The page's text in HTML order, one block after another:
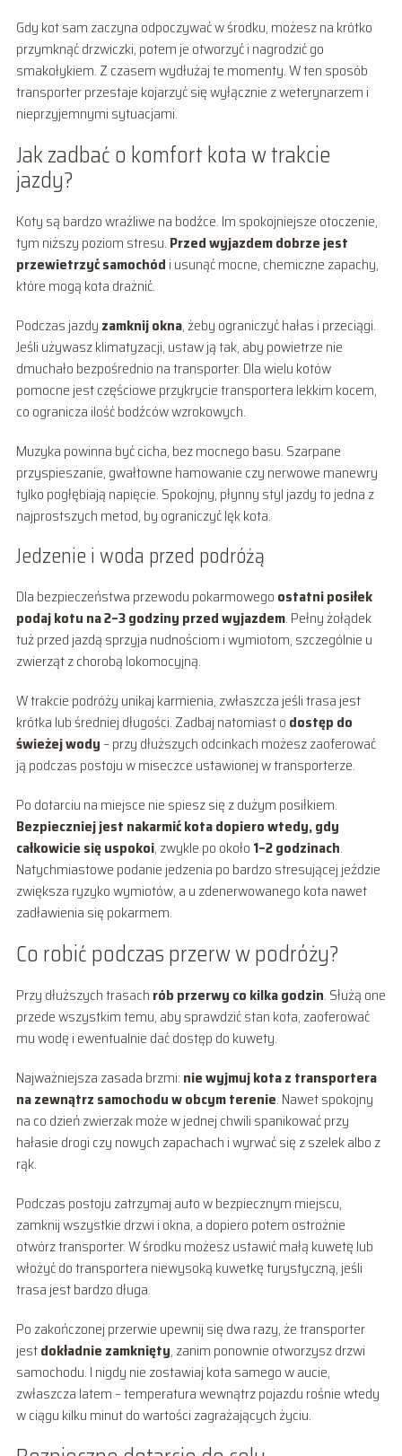
Gdy kot sam zaczyna odpoczywać w środku, możesz na krótko
przymknąć drzwiczki, potem je otworzyć i nagrodzić go
smakołykiem. Z czasem wydłużaj te momenty. W ten sposób
transporter przestaje kojarzyć się wyłącznie z weterynarzem i
nieprzyjemnymi sytuacjami.
Jak zadbać o komfort kota w trakcie
jazdy?
Koty są bardzo wrażliwe na bodźce. Im spokojniejsze otoczenie,
tym niższy poziom stresu. Przed wyjazdem dobrze jest
przewietrzyć samochód i usunąć mocne, chemiczne zapachy,
które mogą kota drażnić.
Podczas jazdy zamknij okna, żeby ograniczyć hałas i przeciągi.
Jeśli używasz klimatyzacji, ustaw ją tak, aby powietrze nie
dmuchało bezpośrednio na transporter. Dla wielu kotów
pomocne jest częściowe przykrycie transportera lekkim kocem,
co ogranicza ilość bodźców wzrokowych.
Muzyka powinna być cicha, bez mocnego basu. Szarpane
przyspieszanie, gwałtowne hamowanie czy nerwowe manewry
tylko pogłębiają napięcie. Spokojny, płynny styl jazdy to jedna z
najprostszych metod, by ograniczyć lęk kota.
Jedzenie i woda przed podróżą
Dla bezpieczeństwa przewodu pokarmowego ostatni posiłek
podaj kotu na 2–3 godziny przed wyjazdem. Pełny żołądek
tuż przed jazdą sprzyja nudnościom i wymiotom, szczególnie u
zwierząt z chorobą lokomocyjną.
W trakcie podróży unikaj karmienia, zwłaszcza jeśli trasa jest
krótka lub średniej długości. Zadbaj natomiast o dostęp do
świeżej wody – przy dłuższych odcinkach możesz zaoferować
ją podczas postoju w miseczce ustawionej w transporterze.
Po dotarciu na miejsce nie spiesz się z dużym posiłkiem.
Bezpieczniej jest nakarmić kota dopiero wtedy, gdy
całkowicie się uspokoi, zwykle po około 1–2 godzinach.
Natychmiastowe podanie jedzenia po bardzo stresującej jeździe
zwiększa ryzyko wymiotów, a u zdenerwowanego kota nawet
zadławienia się pokarmem.
Co robić podczas przerw w podróży?
Przy dłuższych trasach rób przerwy co kilka godzin. Służą one
przede wszystkim temu, aby sprawdzić stan kota, zaoferować
mu wodę i ewentualnie dać dostęp do kuwety.
Najważniejsza zasada brzmi: nie wyjmuj kota z transportera
na zewnątrz samochodu w obcym terenie. Nawet spokojny
na co dzień zwierzak może w jednej chwili spanikować przy
hałasie drogi czy nowych zapachach i wyrwać się z szelek albo z
rąk.
Podczas postoju zatrzymaj auto w bezpiecznym miejscu,
zamknij wszystkie drzwi i okna, a dopiero potem ostrożnie
otwórz transporter. W środku możesz ustawić małą kuwetę lub
włożyć do transportera niewysoką kuwetkę turystyczną, jeśli
trasa jest bardzo długa.
Po zakończonej przerwie upewnij się dwa razy, że transporter
jestdokładnie zamknięty, zanim ponownie otworzysz drzwi
samochodu. I nigdy nie zostawiaj kota samego w aucie,
zwłaszcza latem – temperatura wewnątrz pojazdu rośnie wtedy
w ciągu kilku minut do wartości zagrażających życiu.